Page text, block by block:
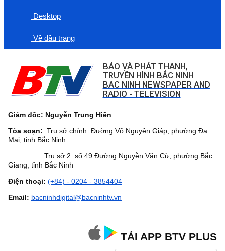
Desktop
Về đầu trang
BÁO VÀ PHÁT THANH,
TRUYỀN HÌNH BẮC NINH
BAC NINH NEWSPAPER AND
RADIO - TELEVISION
Giám đốc: Nguyễn Trung Hiền
Tòa soạn: Trụ sở chính: Đường Võ Nguyên Giáp, phường Đa
Mai, tỉnh Bắc Ninh.
Trụ sở 2: số 49 Đường Nguyễn Văn Cừ, phường Bắc
Giang, tỉnh Bắc Ninh
Điện thoại: (+84) - 0204 - 3854404
Email: bacninhdigital@bacninhtv.vn
TẢI APP BTV PLUS